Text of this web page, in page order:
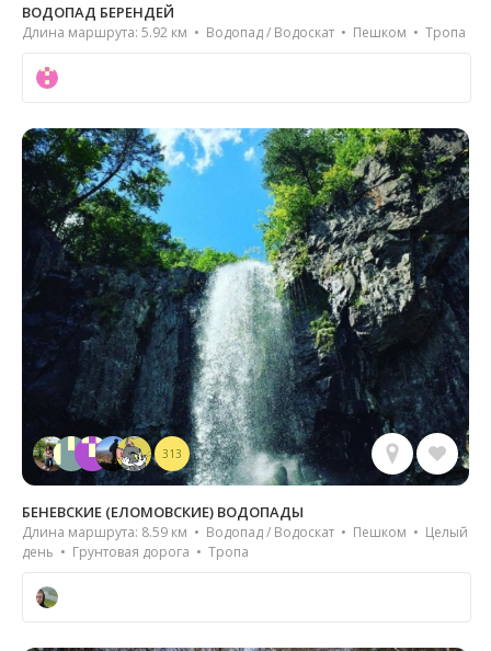
ВОДОПАД БЕРЕНДЕЙ
Длина маршрута: 5.92 км • Водопад / Водоскат • Пешком • Тропа
313
БЕНЕВСКИЕ (ЕЛОМОВСКИЕ) ВОДОПАДЫ
Длина маршрута: 8.59 км • Водопад / Водоскат • Пешком • Целый
день • Грунтовая дорога • Тропа